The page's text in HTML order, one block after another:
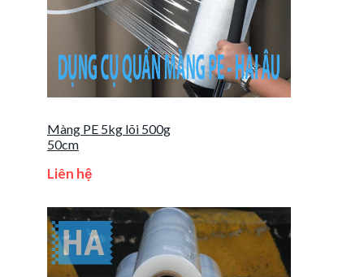
Màng PE 5kg lõi 500g
50cm
Liên hệ